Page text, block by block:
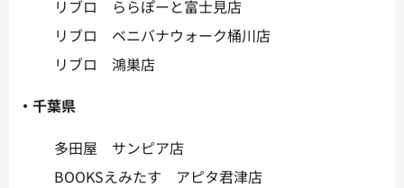
リブロ ららぽーと富士見店
リブロ ベニバナウォーク桶川店
リブロ 鴻巣店
・千葉県
多田屋 サンピア店
BOOKSえみたす アピタ君津店